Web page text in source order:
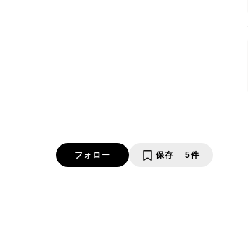
フォロー 保存 5件